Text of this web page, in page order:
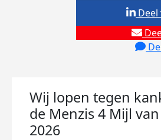
Wij lopen tegen
de Menzis 4 Mijl
2026